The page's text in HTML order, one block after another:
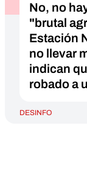
No, no
"brutal
Estación
no llevar
indican
robado a
DESINFO